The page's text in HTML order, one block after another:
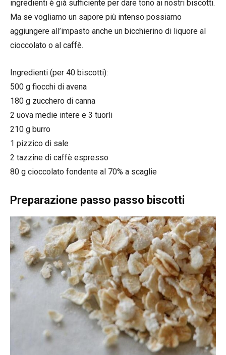
ingredienti è già sufficiente per dare tono ai nostri biscotti.
Ma se vogliamo un sapore più intenso possiamo
aggiungere all’impasto anche un bicchierino di liquore al
cioccolato o al caffè.
Ingredienti (per 40 biscotti):
500 g fiocchi di avena
180 g zucchero di canna
2 uova medie intere e 3 tuorli
210 g burro
1 pizzico di sale
2 tazzine di caffè espresso
80 g cioccolato fondente al 70% a scaglie
Preparazione passo passo biscotti